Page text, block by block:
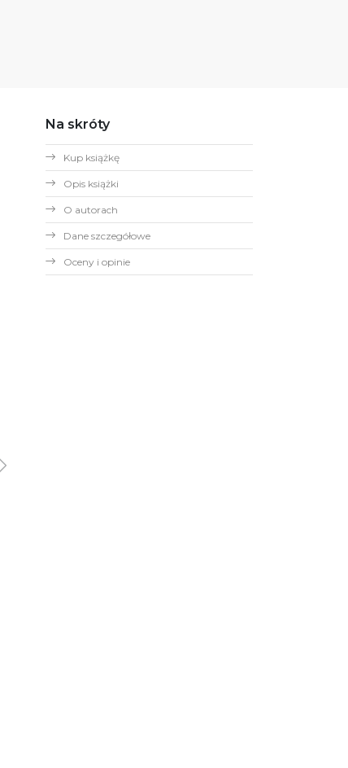
Na skróty
Kup książkę
Opis książki
O autorach
Dane szczegółowe
Oceny i opinie